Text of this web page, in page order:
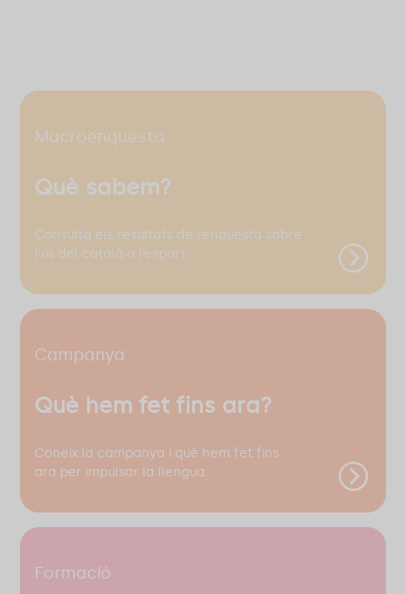
Macroenquesta
Què sabem?
Consulta els resultats de l’enquesta sobre
l'ús del català a l’esport.
Campanya
Què hem fet fins ara?
Coneix la campanya i què hem fet fins
ara per impulsar la llengua.
Formació